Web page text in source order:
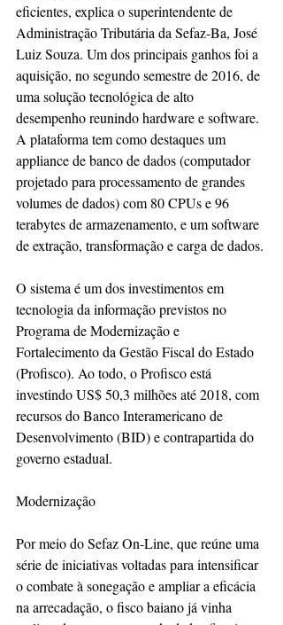
eficientes, explica o superintendente de
Administração Tributária da Sefaz-Ba, José
Luiz Souza. Um dos principais ganhos foi a
aquisição, no segundo semestre de 2016, de
uma solução tecnológica de alto
desempenho reunindo hardware e software.
A plataforma tem como destaques um
appliance de banco de dados (computador
projetado para processamento de grandes
volumes de dados) com 80 CPUs e 96
terabytes de armazenamento, e um software
de extração, transformação e carga de dados.
O sistema é um dos investimentos em
tecnologia da informação previstos no
Programa de Modernização e
Fortalecimento da Gestão Fiscal do Estado
(Profisco). Ao todo, o Profisco está
investindo US$ 50,3 milhões até 2018, com
recursos do Banco Interamericano de
Desenvolvimento (BID) e contrapartida do
governo estadual.
Modernização
Por meio do Sefaz On-Line, que reúne uma
série de iniciativas voltadas para intensificar
o combate à sonegação e ampliar a eficácia
na arrecadação, o fisco baiano já vinha